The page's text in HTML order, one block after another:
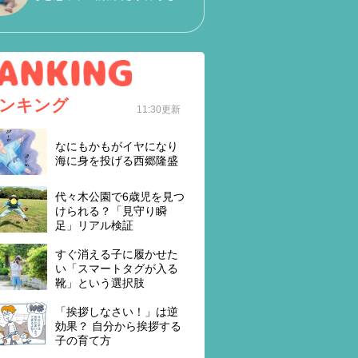
キング 11:30更新
なにもかもがイヤになり
海に身を投げる西郷隆盛
代々木公園で6歳児を見つ
けられる？「見守り瞬
足」リアル検証
すぐ消える子に履かせた
い「スマートタグが入る
靴」という選択肢
「挨拶しなさい！」は逆
効果？ 自分から挨拶する
子の育て方